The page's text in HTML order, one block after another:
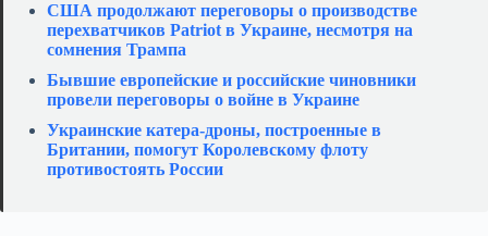
США продолжают переговоры о производстве
перехватчиков Patriot в Украине, несмотря на
сомнения Трампа
Бывшие европейские и российские чиновники
провели переговоры о войне в Украине
Украинские катера‑дроны, построенные в
Британии, помогут Королевскому флоту
противостоять России